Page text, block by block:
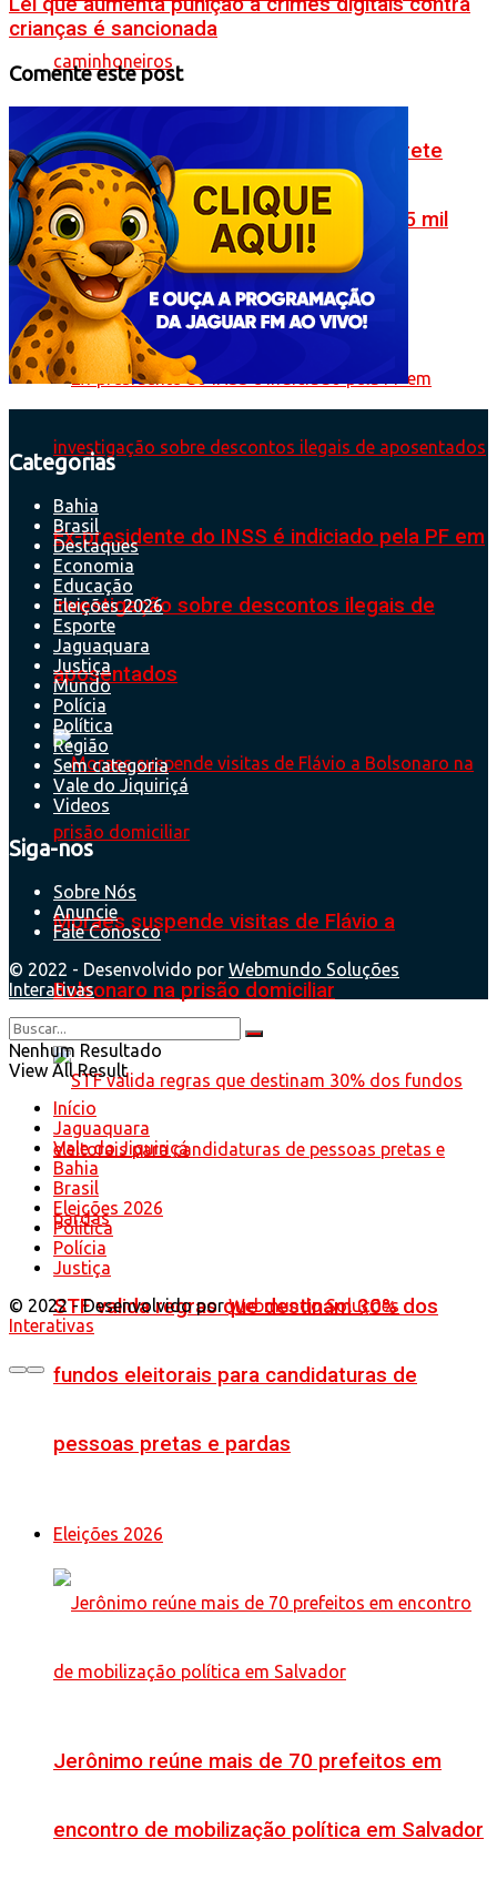
Senado aprova novas regras para o frete
rodoviário e retira piso salarial de R$ 5 mil
para caminhoneiros
Ex-presidente do INSS é indiciado pela PF em
investigação sobre descontos ilegais de
aposentados
Moraes suspende visitas de Flávio a
Bolsonaro na prisão domiciliar
STF valida regras que destinam 30% dos
fundos eleitorais para candidaturas de
pessoas pretas e pardas
Eleições 2026
Jerônimo reúne mais de 70 prefeitos em
encontro de mobilização política em Salvador
crianças é sancionada
Comente este post
Categorias
Bahia
Brasil
Destaques
Economia
Educação
Eleições 2026
Esporte
Jaguaquara
Justiça
Mundo
Polícia
Política
Região
Sem categoria
Vale do Jiquiriçá
Videos
Siga-nos
Sobre Nós
Anuncie
Fale Conosco
© 2022 - Desenvolvido por Webmundo Soluções
Interativas
Nenhum Resultado
View All Result
Início
Jaguaquara
Vale do Jiquiriçá
Bahia
Brasil
Eleições 2026
Política
Polícia
Justiça
© 2022 - Desenvolvido porWebmundo Soluções
Interativas